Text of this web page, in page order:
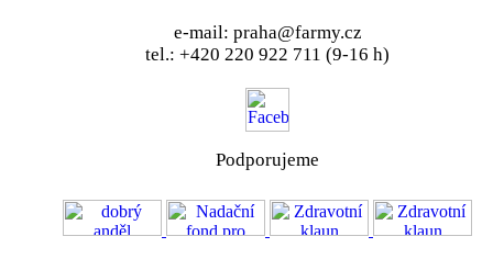
e-mail: praha@farmy.cz
tel.: +420 220 922 711 (9-16 h)
Podporujeme